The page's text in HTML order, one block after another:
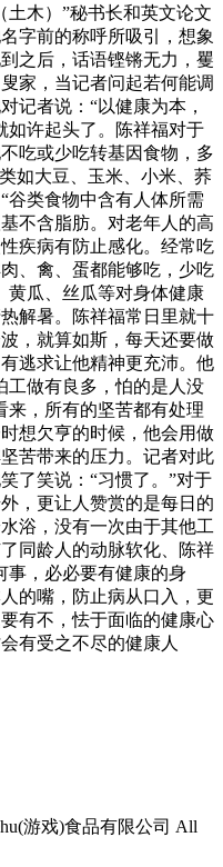
土木）”秘书长和英文论文
字前的称呼所吸引，想象
之后，话语铿锵无力，矍
家，当记者问起若何能调
记者说：“以健康为本，
如许起头了。陈祥福对于
吃或少吃转基因食物，多
如大豆、玉米、小米、荞
谷类食物中含有人体所需
不含脂肪。对老年人的高
疾病有防止感化。经常吃
、禽、蛋都能够吃，少吃
黄瓜、丝瓜等对身体健康
解暑。陈祥福常日里就十
，就算如斯，每天还要做
逃求让他精神更充沛。他
工做有良多，怕的是人没
来，所有的坚苦都有处理
想欠亨的时候，他会用做
苦带来的压力。记者对此
了笑说：“习惯了。”对于
，更让人赞赏的是每日的
浴，没有一次由于其他工
同龄人的动脉软化、陈祥
事，必必要有健康的身
的嘴，防止病从口入，更
有不，怯于面临的健康心
有受之不尽的健康人
游戏)食品有限公司 All